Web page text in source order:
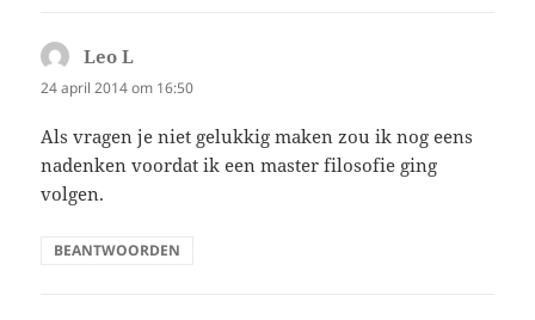
Leo L
24 april 2014 om 16:50
Als vragen je niet gelukkig maken zou ik nog eens
nadenken voordat ik een master filosofie ging
volgen.
BEANTWOORDEN